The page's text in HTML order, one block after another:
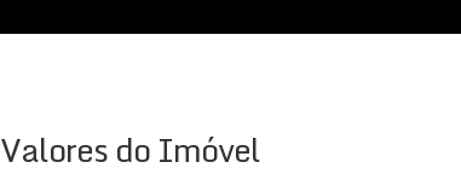
Valores do Imóvel